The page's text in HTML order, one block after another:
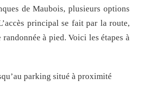
de Maubois, plusieurs options
principal se fait par la route,
à pied. Voici les étapes à
parking situé à proximité